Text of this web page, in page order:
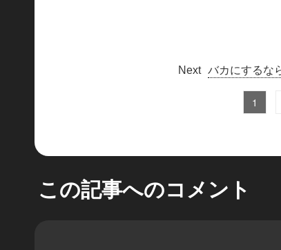
バカにするな
1
この記事へのコメント